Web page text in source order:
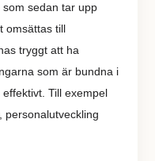
sedan tar upp
omsättas till
tryggt att ha
som är bundna i
Till exempel
personalutveckling